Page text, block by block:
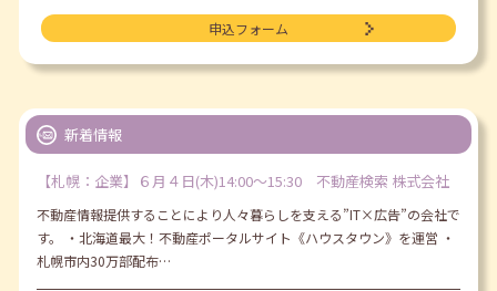
申込フォーム
新着情報
【札幌：企業】６月４日(木)14:00～15:30 不動産検索 株式会社
不動産情報提供することにより人々暮らしを支える”IT×広告”の会社で
す。 ・北海道最大！不動産ポータルサイト《ハウスタウン》を運営 ・
札幌市内30万部配布…